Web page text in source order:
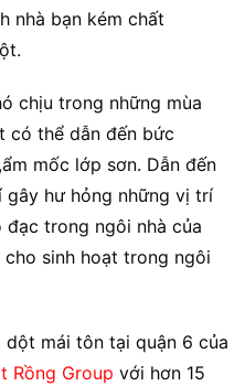
nhà bạn kém chất
chịu trong những mùa
có thể dẫn đến bức
mốc lớp sơn. Dẫn đến
gây hư hỏng những vị trí
trong ngôi nhà của
sinh hoạt trong ngôi
mái tôn tại quận 6 của
Rồng Group với hơn 15